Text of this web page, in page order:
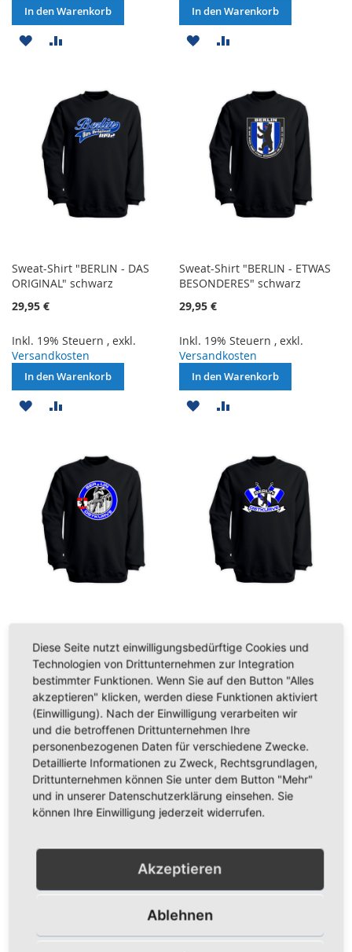
In den Warenkorb
ZUR
HINZUFÜGEN
HINZUFÜGEN
In den Warenkorb
ZUR
HINZUFÜGEN
HINZUFÜGEN
Sweat-Shirt "BERLIN - DAS
ORIGINAL" schwarz
29,95 €
Inkl. 19% Steuern , exkl.
Versandkosten
In den Warenkorb
ZUR
HINZUFÜGEN
HINZUFÜGEN
Sweat-Shirt "BERLIN - ETWAS
BESONDERES" schwarz
29,95 €
Inkl. 19% Steuern ,exkl.
Versandkosten
In den Warenkorb
ZUR
HINZUFÜGEN
HINZUFÜGEN
OSTKURVE Capo" schwarz
29,95 €
Inkl. 19% Steuern,exkl.
Versandkosten
In den Warenkorb
ZUR
WUNSCHLISTE
ZUR
VERGLEICHSLISTE
HINZUFÜGEN
OSTKURVE Fahnen" schwarz
29,95 €
Inkl. 19% Steuern ,exkl.
Versandkosten
In den Warenkorb
ZUR
WUNSCHLISTE
ZUR
VERGLEICHSLISTE
Diese Seite nutzt einwilligungsbedürftige Cookies und
Technologien von Drittunternehmen zur Integration
bestimmter Funktionen. Wenn Sie auf den Button "Alles
akzeptieren" klicken, werden diese Funktionen aktiviert
(Einwilligung). Nach der Einwilligung verarbeiten wir
und die betroffenen Drittunternehmen Ihre
personenbezogenen Daten für verschiedene Zwecke.
Detaillierte Informationen zu Zweck, Rechtsgrundlagen,
Drittunternehmen können Sie unter dem Button "Mehr"
und in unserer Datenschutzerklärung einsehen. Sie
können Ihre Einwilligung jederzeit widerrufen.
Akzeptieren
Ablehnen